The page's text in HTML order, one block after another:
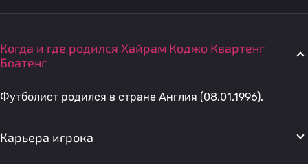
Когда и где родился Хайрам Коджо Квартенг
Боатенг
Футболист родился в стране Англия (08.01.1996).
Карьера игрока